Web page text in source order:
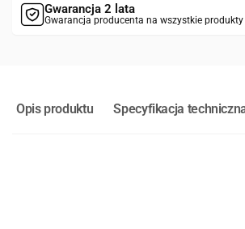
Gwarancja 2 lata
Gwarancja producenta na wszystkie
Opis produktu Specyfikacja